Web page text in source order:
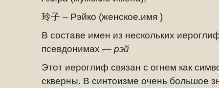
玲子 – Рэйко (женское.имя )
В составе имен из нескольких
псевдонимах — рэй
Этот иероглиф связан с огнем как
скверны. В синтоизме очень большое